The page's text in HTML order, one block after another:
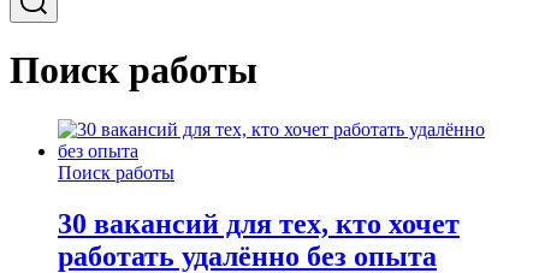
Поиск работы
Поиск работы
30 вакансий для тех, кто хочет
работать удалённо без опыта